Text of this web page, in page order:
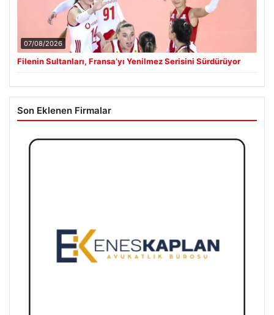
07/08/2026
Filenin Sultanları, Fransa’yı Yenilmez Serisini Sürdürüyor
Son Eklenen Firmalar